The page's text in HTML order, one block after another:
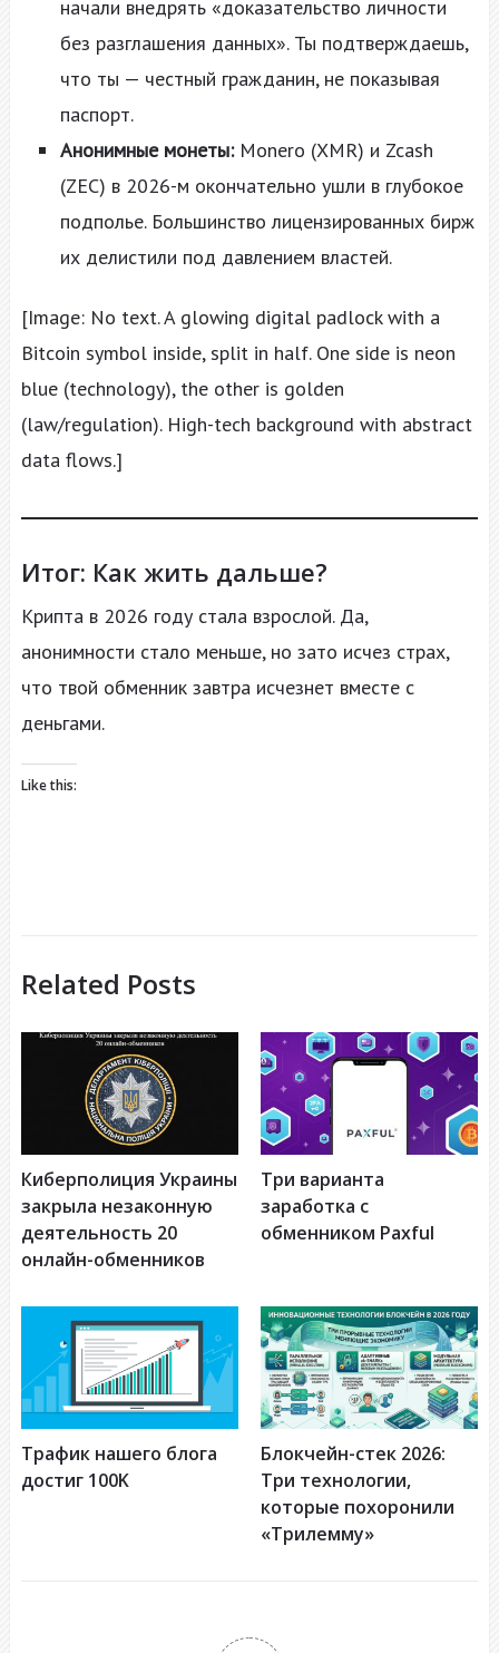
начали внедрять «доказательство личности
без разглашения данных». Ты подтверждаешь,
что ты — честный гражданин, не показывая
паспорт.
Анонимные монеты:Monero (XMR) и Zcash
(ZEC) в 2026-м окончательно ушли в глубокое
подполье. Большинство лицензированных бирж
их делистили под давлением властей.
[Image: No text. A glowing digital padlock with a
Bitcoin symbol inside, split in half. One side is neon
blue (technology), the other is golden
(law/regulation). High-tech background with abstract
data flows.]
Итог: Как жить дальше?
Крипта в 2026 году стала взрослой. Да,
анонимности стало меньше, но зато исчез страх,
что твой обменник завтра исчезнет вместе с
деньгами.
Like this:
Related Posts
Киберполиция Украины
закрыла незаконную
деятельность 20
онлайн-обменников
Три варианта
заработка с
обменником Paxful
Трафик нашего блога
достиг 100K
Блокчейн-стек 2026:
Три технологии,
которые похоронили
«Трилемму»